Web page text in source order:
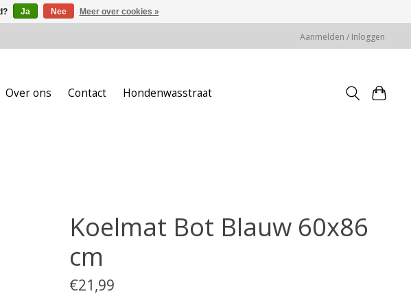
Aanmelden / Inloggen
Over ons Contact Hondenwasstraat
Koelmat Bot Blauw 60x86
cm
€21,99
Ja Nee Meer over cookies »